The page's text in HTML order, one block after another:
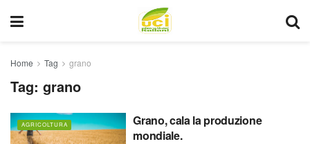
Home Tag grano
Tag: grano
AGRICOLTURA
Grano, cala la produzione
mondiale.